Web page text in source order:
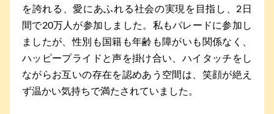
を誇れる、愛にあふれる社会の実現を目指し、2日
間で20万人が参加しました。私もパレードに参加し
ましたが、性別も国籍も年齢も障がいも関係なく、
ハッピープライドと声を掛け合い、ハイタッチをし
ながらお互いの存在を認めあう空間は、笑顔が絶え
ず温かい気持ちで満たされていました。